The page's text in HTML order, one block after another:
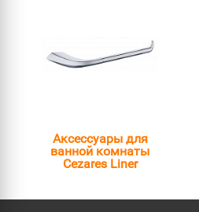
Аксессуары для
ванной комнаты
Cezares Liner